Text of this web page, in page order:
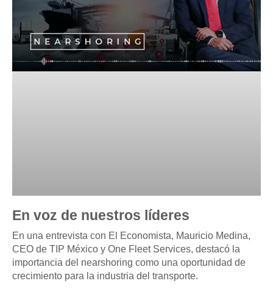
En voz de nuestros líderes
En una entrevista con El Economista, Mauricio Medina,
CEO de TIP México y One Fleet Services, destacó la
importancia del nearshoring como una oportunidad de
crecimiento para la industria del transporte.